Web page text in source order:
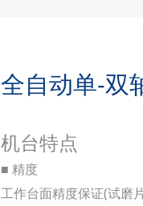
全自动单-双
机台特点
■ 精度
工作台面精度保证(试磨